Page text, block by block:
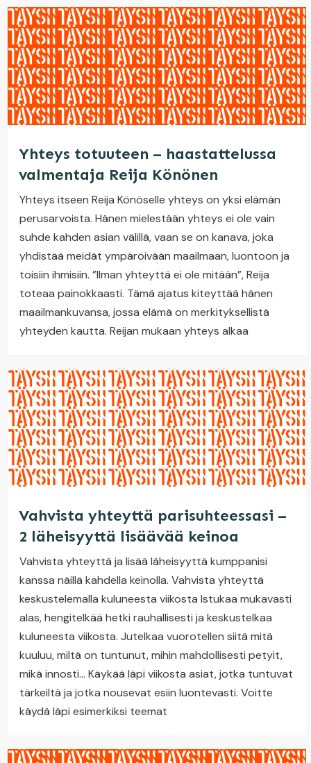
Yhteys totuuteen – haastattelussa
valmentaja Reija Könönen
Yhteys itseen Reija Könöselle yhteys on yksi elämän
perusarvoista. Hänen mielestään yhteys ei ole vain
suhde kahden asian välillä, vaan se on kanava, joka
yhdistää meidät ympäröivään maailmaan, luontoon ja
toisiin ihmisiin. ”Ilman yhteyttä ei ole mitään”, Reija
toteaa painokkaasti. Tämä ajatus kiteyttää hänen
maailmankuvansa, jossa elämä on merkityksellistä
yhteyden kautta. Reijan mukaan yhteys alkaa
Vahvista yhteyttä parisuhteessasi –
2 läheisyyttä lisäävää keinoa
Vahvista yhteyttä ja lisää läheisyyttä kumppanisi
kanssa näillä kahdella keinolla. Vahvista yhteyttä
keskustelemalla kuluneesta viikosta Istukaa mukavasti
alas, hengitelkää hetki rauhallisesti ja keskustelkaa
kuluneesta viikosta. Jutelkaa vuorotellen siitä mitä
kuuluu, miltä on tuntunut, mihin mahdollisesti petyit,
mikä innosti… Käykää läpi viikosta asiat, jotka tuntuvat
tärkeiltä ja jotka nousevat esiin luontevasti. Voitte
käydä läpi esimerkiksi teemat